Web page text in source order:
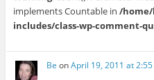
implements Countable in /
includes/class-wp-comment-
Be onApril 19, 2011 at